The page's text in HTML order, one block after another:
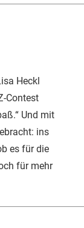
Heckl
Contest
Und mit
ins
es für die
für mehr